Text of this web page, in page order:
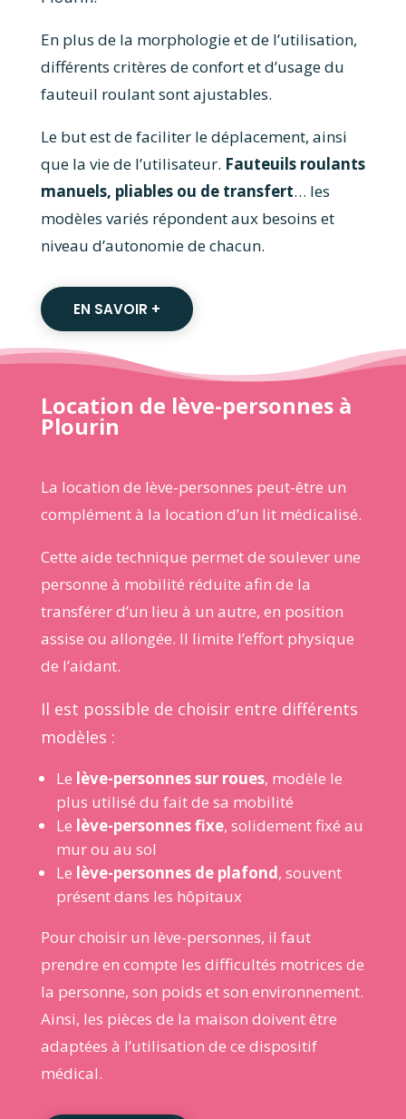
En plus de la morphologie et de l’utilisation,
différents critères de confort et d’usage du
fauteuil roulant sont ajustables.
Le but est de faciliter le déplacement, ainsi
que la vie de l’utilisateur. Fauteuils roulants
manuels, pliables ou de transfert… les
modèles variés répondent aux besoins et
niveau d’autonomie de chacun.
EN SAVOIR +
Location de lève-personnes à
Plourin
La location de lève-personnes peut-être un
complément à la location d’un lit médicalisé.
Cette aide technique permet de soulever une
personne à mobilité réduite afin de la
transférer d’un lieu à un autre, en position
assise ou allongée. Il limite l’effort physique
de l’aidant.
Il est possible de choisir entre différents
modèles :
Le lève-personnes sur roues, modèle le
plus utilisé du fait de sa mobilité
Le lève-personnes fixe, solidement fixé au
mur ou au sol
Le lève-personnes de plafond, souvent
présent dans les hôpitaux
Pour choisir un lève-personnes, il faut
prendre en compte les difficultés motrices de
la personne, son poids et son environnement.
Ainsi, les pièces de la maison doivent être
adaptées à l’utilisation de ce dispositif
médical.